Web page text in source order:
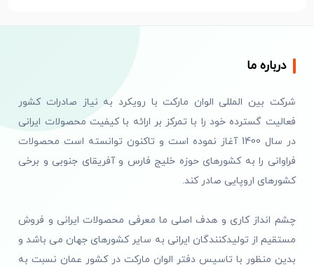
درباره ما
شرکت بین المللی الوان مارکت با رویکرد به نیاز صادرات کشور
فعالیت گسترده خود را با تمرکز بر ارائه با کیفیت محصولات ایرانی
در سال 1400 آغاز نموده است و تاکنون توانسته است محصولات
فراوانی را به کشورهای حوزه خلیج فارس و آفریقای جنوبی و برخی
کشورهای اروپایی صادر کند.
چشم انداز کاری و هدف اصلی ما معرفی محصولات ایرانی و فروش
مستقیم از تولیدکنندگان ایرانی به سایر کشورهای جهان می باشد و
بدین منظور با تاسیس دفتر الوان مارکت در کشور عمان نسبت به